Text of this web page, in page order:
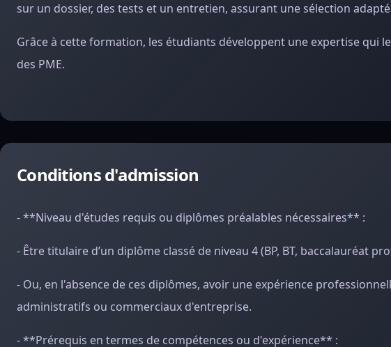
sur un dossier, des tests et un entretien, assurant une sélection
Grâce à cette formation, les étudiants développent une expertise qui
des PME.
Conditions d'admission
- **Niveau d'études requis ou diplômes préalables nécessaires** :
- Être titulaire d’un diplôme classé de niveau 4 (BP, BT, baccalauréat
- Ou, en l'absence de ces diplômes, avoir une expérience
administratifs ou commerciaux d'entreprise.
- **Prérequis en termes de compétences ou d'expérience** :